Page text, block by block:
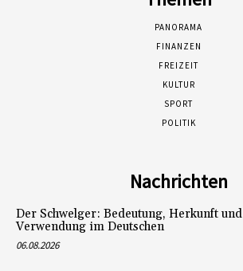
PANORAMA
FINANZEN
FREIZEIT
KULTUR
SPORT
POLITIK
Nachrichten
Der Schwelger: Bedeutung, Herkunft und
Verwendung im Deutschen
06.08.2026